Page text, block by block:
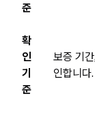
준
확
인
기
준
보증 기
인합니다.